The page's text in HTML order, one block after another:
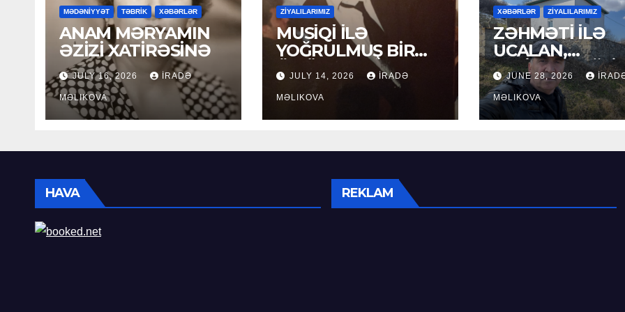
MƏDƏNİYYƏT TƏBRİK XƏBƏRLƏR
ANAM MƏRYAMIN
ƏZİZİ XATİRƏSİNƏ
JULY 16, 2026 İRADƏ
MƏLIKOVA
ZİYALILARIMIZ
MUSİQİ İLƏ
YOĞRULMUŞ BİR
ÖMÜR
JULY 14, 2026 İRADƏ
MƏLIKOVA
XƏBƏRLƏR ZİYALILARIMIZ
ZƏHMƏTİ İLƏ
UCALAN,
XEYİRXAHLIĞI
SEÇİLƏN: HACI
RAMAZAN
JUNE 28, 2026
MƏLIKOVA
HAVA REKLAM